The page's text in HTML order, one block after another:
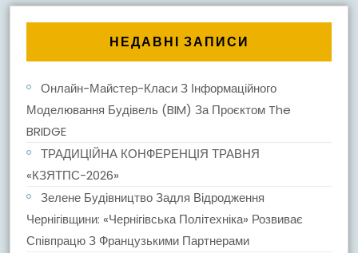
НЕДАВНІ ЗАПИСИ
Онлайн-Майстер-Класи З Інформаційного
Моделювання Будівель (BIM) За Проєктом The
BRIDGE
ТРАДИЦІЙНА КОНФЕРЕНЦІЯ ТРАВНЯ
«КЗЯТПС-2026»
Зелене Будівництво Задля Відродження
Чернігівщини: «Чернігівська Політехніка» Розвиває
Співпрацю З Французькими Партнерами